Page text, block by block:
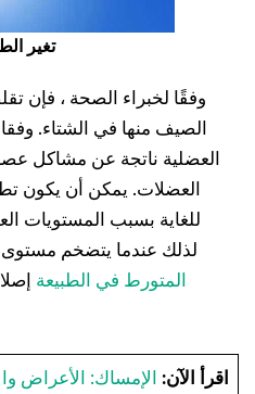
تغير
وفقًا لخبراء الصحة ، فإن
الصيف منها في الشتاء.
العضلية ناتجة عن مشاكل
العضلات. يمكن أن يكون
للغاية بسبب المستويات
لذلك عندما يتضخم مستوى
المتورط في الطبيعة
اقرأ الآن: الإمساك: الأعراض